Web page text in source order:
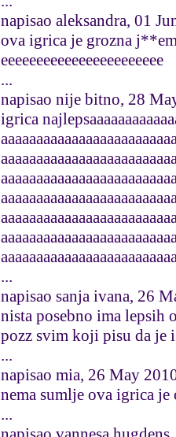
napisao aleksandra, 01
ova igrica je grozna j**em
eeeeeeeeeeeeeeeeeeeeeee
...
napisao nije bitno, 28
igrica
...
napisao sanja ivana, 26
nista posebno ima lepsih
pozz svim koji pisu da
...
napisao mia, 26 May
nema sumlje ova igrica
...